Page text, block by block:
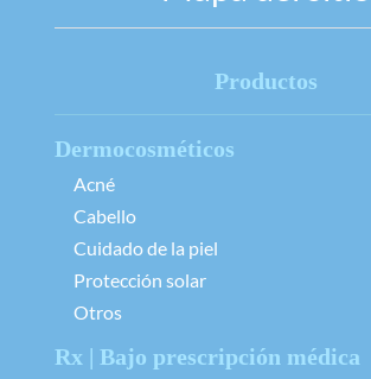
Productos
Dermocosméticos
Acné
Cabello
Cuidado de la piel
Protección solar
Otros
Rx | Bajo prescripción médica